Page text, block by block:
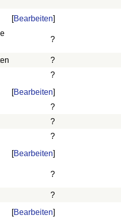
[Bearbeiten]
?
?
?
[Bearbeiten]
?
?
?
[Bearbeiten]
?
?
[Bearbeiten]